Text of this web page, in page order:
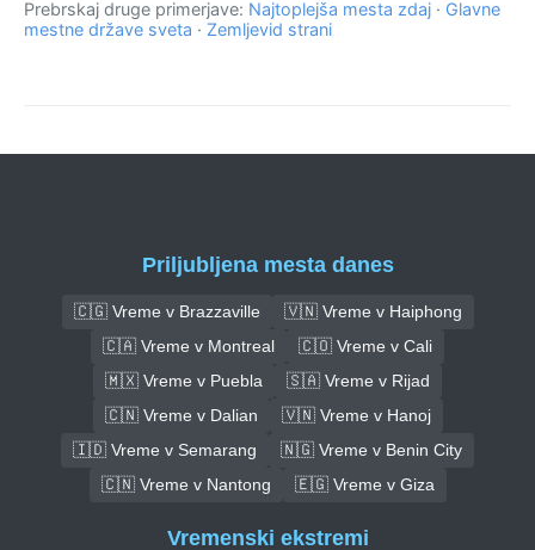
Prebrskaj druge primerjave: Najtoplejša mesta zdaj · Glavne
mestne države sveta · Zemljevid strani
Priljubljena mesta danes
🇨🇬 Vreme v Brazzaville
🇻🇳 Vreme v Haiphong
🇨🇦 Vreme v Montreal
🇨🇴 Vreme v Cali
🇲🇽 Vreme v Puebla
🇸🇦 Vreme v Rijad
🇨🇳 Vreme v Dalian
🇻🇳 Vreme v Hanoj
🇮🇩 Vreme v Semarang
🇳🇬 Vreme v Benin City
🇨🇳 Vreme v Nantong
🇪🇬 Vreme v Giza
Vremenski ekstremi